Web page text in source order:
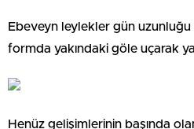
Ebeveyn leylekler gün uzunluğu
formda yakındaki göle uçarak
Henüz gelişimlerinin başında